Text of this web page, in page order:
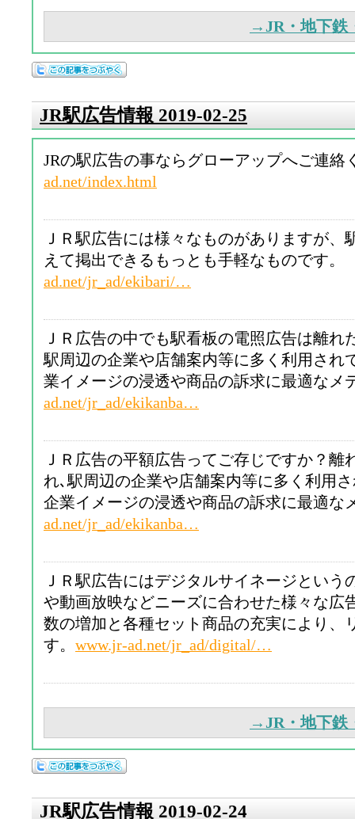
→JR・地下鉄
JR駅広告情報 2019-02-25
JRの駅広告の事ならグローアップへご連絡
ad.net/index.html
ＪＲ駅広告には様々なものがありますが、
えて掲出できるもっとも手軽なものです
ad.net/jr_ad/ekibari/…
ＪＲ広告の中でも駅看板の電照広告は離れ
駅周辺の企業や店舗案内等に多く利用され
業イメージの浸透や商品の訴求に最適なメ
ad.net/jr_ad/ekikanba…
ＪＲ広告の平額広告ってご存じですか？離
れ､駅周辺の企業や店舗案内等に多く利用
企業イメージの浸透や商品の訴求に最適な
ad.net/jr_ad/ekikanba…
ＪＲ駅広告にはデジタルサイネージという
や動画放映などニーズに合わせた様々な広
数の増加と各種セット商品の充実により、
す。 www.jr-ad.net/jr_ad/digital/…
→JR・地下鉄
JR駅広告情報 2019-02-24